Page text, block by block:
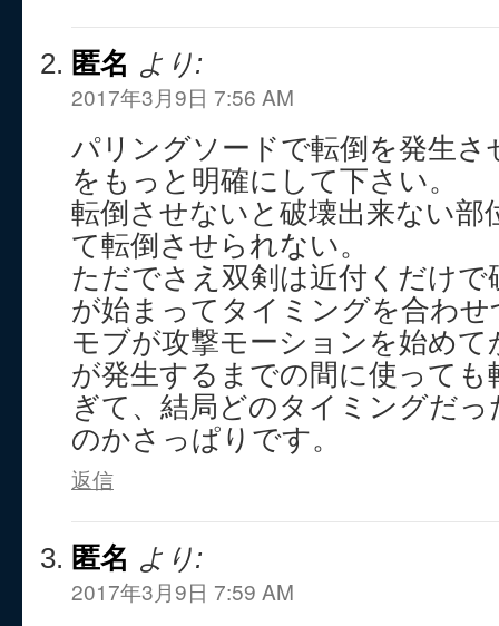
匿名 より:
2017年3月9日 7:56 AM
パリングソードで転倒を発生
をもっと明確にして下さい。
転倒させないと破壊出来ない部
て転倒させられない。
ただでさえ双剣は近付くだけで
が始まってタイミングを合わ
モブが攻撃モーションを始め
が発生するまでの間に使っても
ぎて、結局どのタイミングだ
のかさっぱりです。
返信
匿名 より:
2017年3月9日 7:59 AM